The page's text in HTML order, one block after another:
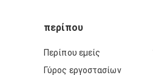
περίπου
Περίπου εμείς
Γύρος εργοστασίων